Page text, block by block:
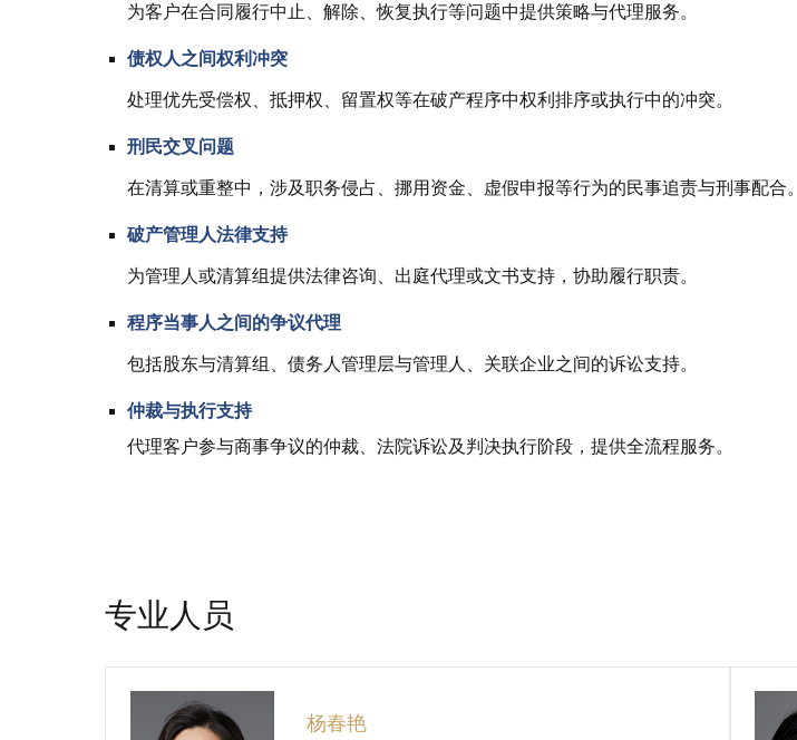
为客户在合同履行中止、解除、恢复执行等问题中提供策略与代理服务。
债权人之间权利冲突
处理优先受偿权、抵押权、留置权等在破产程序中权利排序或执行中的冲突。
刑民交叉问题
在清算或重整中，涉及职务侵占、挪用资金、虚假申报等行为的民事追责与刑事配合。
破产管理人法律支持
为管理人或清算组提供法律咨询、出庭代理或文书支持，协助履行职责。
程序当事人之间的争议代理
包括股东与清算组、债务人管理层与管理人、关联企业之间的诉讼支持。
仲裁与执行支持
代理客户参与商事争议的仲裁、法院诉讼及判决执行阶段，提供全流程服务。
专业人员
杨春艳